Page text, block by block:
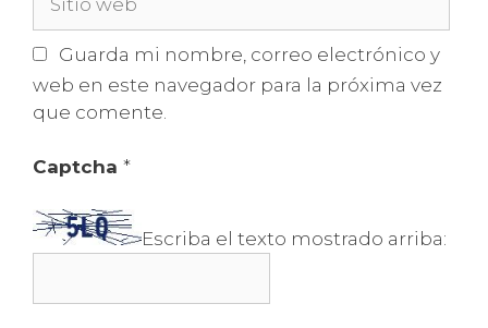
web
Guarda mi nombre, correo electrónico y
web en este navegador para la próxima vez
que comente.
Captcha *
Escriba el texto mostrado arriba: